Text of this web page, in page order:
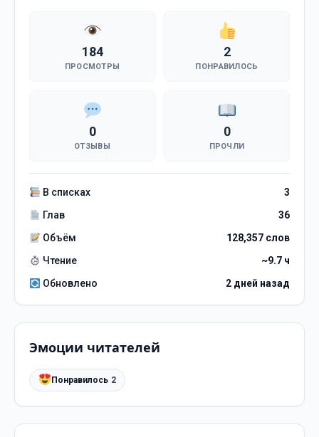
184
ПРОСМОТРЫ
2
ПОНРАВИЛОСЬ
0
ОТЗЫВЫ
0
ПРОЧЛИ
В списках
3
Глав
36
Объём
128,357 слов
Чтение
~9.7 ч
Обновлено
2 дней назад
Эмоции читателей
Понравилось 2